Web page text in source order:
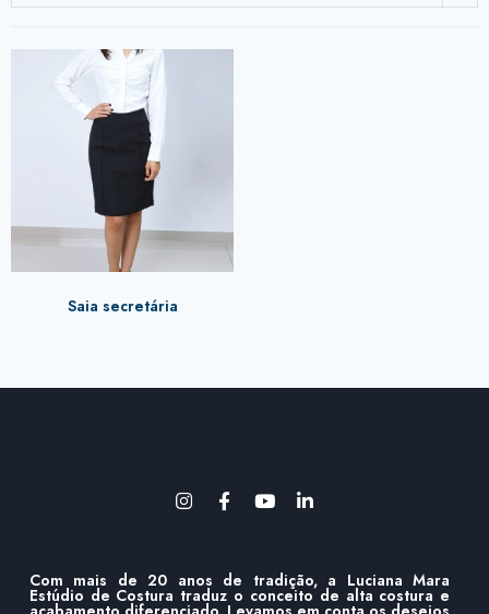
Saia secretária
Com mais de 20 anos de tradição, a Luciana Mara
Estúdio de Costura traduz o conceito de alta costura e